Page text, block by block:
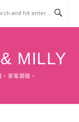
MILLY
家電開箱。